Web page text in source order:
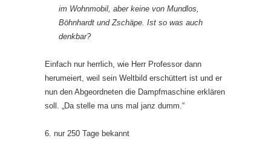
im Wohnmobil, aber keine von Mundlos,
Böhnhardt und Zschäpe. Ist so was auch
denkbar?
Einfach nur herrlich, wie Herr Professor dann
herumeiert, weil sein Weltbild erschüttert ist und er
nun den Abgeordneten die Dampfmaschine erklären
soll. „Da stelle ma uns mal janz dumm.“
6. nur 250 Tage bekannt